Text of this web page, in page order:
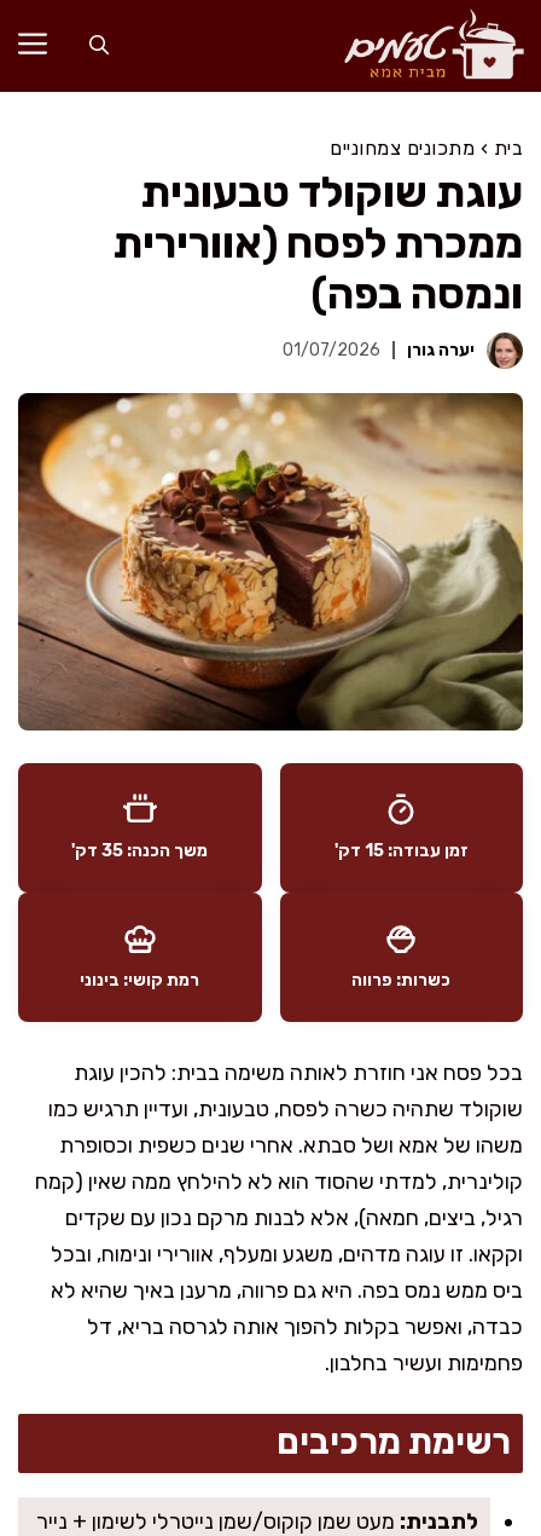
לדלג
לתוכן
בית › מתכונים צמחוניים
עוגת שוקולד טבעונית
ממכרת לפסח (אוורירית
ונמסה בפה)
יערה גורן 01/07/2026
זמן עבודה: 15 דק' משך הכנה: 35 דק'
כשרות: פרווה רמת קושי: בינוני
בכל פסח אני חוזרת לאותה משימה בבית: להכין עוגת
שוקולד שתהיה כשרה לפסח, טבעונית, ועדיין תרגיש כמו
משהו של אמא ושל סבתא. אחרי שנים כשפית וכסופרת
קולינרית, למדתי שהסוד הוא לא להילחץ ממה שאין (קמח
רגיל, ביצים, חמאה), אלא לבנות מרקם נכון עם שקדים
וקקאו. זו עוגה מדהים, משגע ומעלף, אוורירי ונימוח, ובכל
ביס ממש נמס בפה. היא גם פרווה, מרענן באיך שהיא לא
כבדה, ואפשר בקלות להפוך אותה לגרסה בריא, דל
פחמימות ועשיר בחלבון.
רשימת מרכיבים
לתבנית: מעט שמן קוקוס/שמן נייטרלי לשימון + נייר